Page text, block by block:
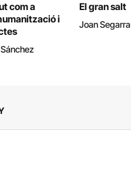
com a
i
El gran salt
Joan Segarra